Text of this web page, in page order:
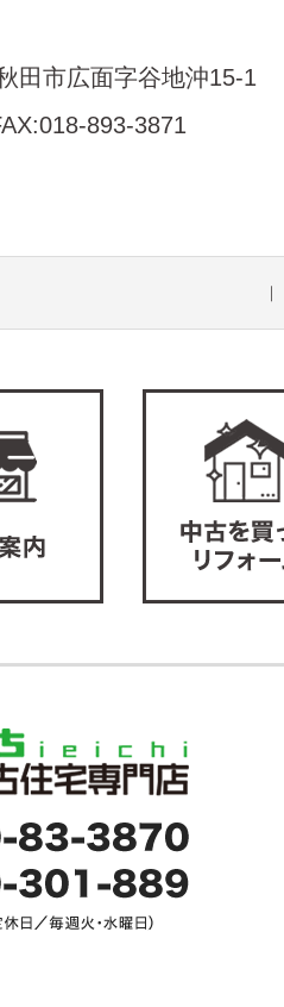
田市広面字谷地沖15-1
893-3871
｜